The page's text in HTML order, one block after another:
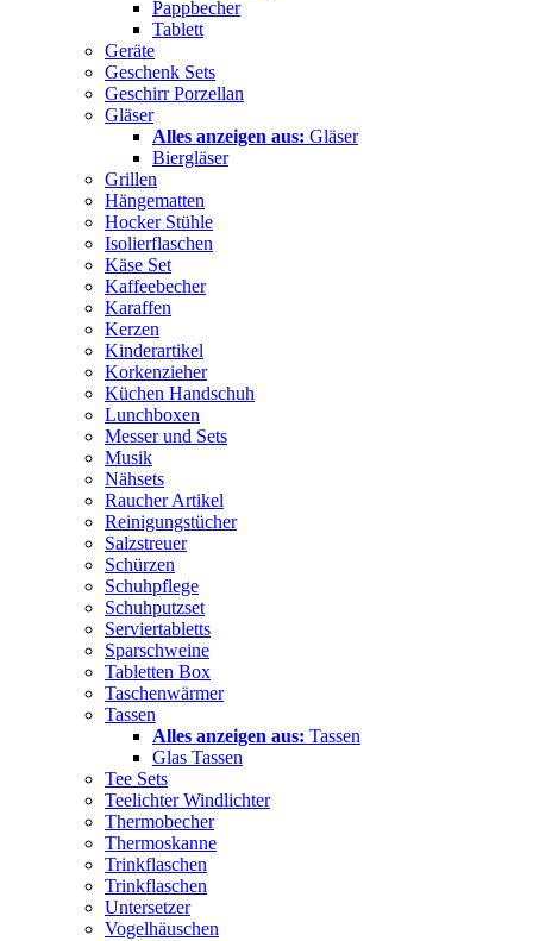
Pappbecher
Tablett
Geräte
Geschenk Sets
Geschirr Porzellan
Gläser
Alles anzeigen aus: Gläser
Biergläser
Grillen
Hängematten
Hocker Stühle
Isolierflaschen
Käse Set
Kaffeebecher
Karaffen
Kerzen
Kinderartikel
Korkenzieher
Küchen Handschuh
Lunchboxen
Messer und Sets
Musik
Nähsets
Raucher Artikel
Reinigungstücher
Salzstreuer
Schürzen
Schuhpflege
Schuhputzset
Serviertabletts
Sparschweine
Tabletten Box
Taschenwärmer
Tassen
Alles anzeigen aus: Tassen
Glas Tassen
Tee Sets
Teelichter Windlichter
Thermobecher
Thermoskanne
Trinkflaschen
Trinkflaschen
Untersetzer
Vogelhäuschen